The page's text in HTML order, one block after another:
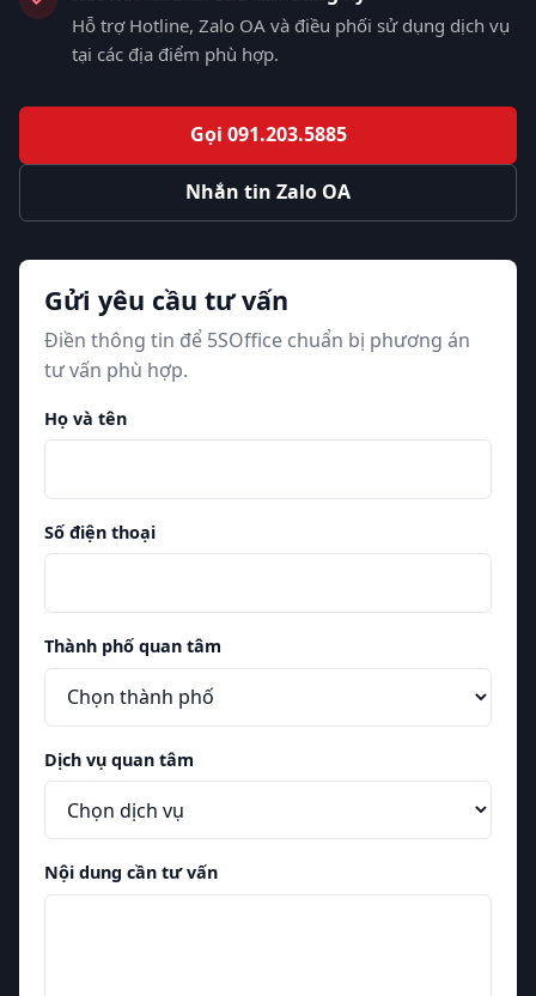
Hỗ trợ Hotline, Zalo OA và điều phối sử dụng dịch vụ
tại các địa điểm phù hợp.
Gọi 091.203.5885
Nhắn tin Zalo OA
Gửi yêu cầu tư vấn
Điền thông tin để 5SOffice chuẩn bị phương án
tư vấn phù hợp.
Họ và tên
Số điện thoại
Thành phố quan tâm
Dịch vụ quan tâm
Nội dung cần tư vấn